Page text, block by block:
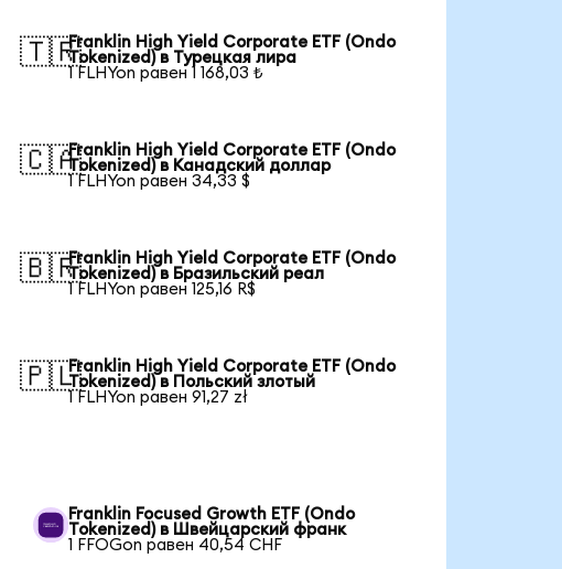
🇹🇷Franklin High Yield Corporate ETF (Ondo
Tokenized) в Турецкая лира
1 FLHYon равен 1 168,03 ₺
🇨🇦Franklin High Yield Corporate ETF (Ondo
Tokenized) в Канадский доллар
1 FLHYon равен 34,33 $
🇧🇷Franklin High Yield Corporate ETF (Ondo
Tokenized) в Бразильский реал
1 FLHYon равен 125,16 R$
🇵🇱Franklin High Yield Corporate ETF (Ondo
Tokenized) в Польский злотый
1 FLHYon равен 91,27 zł
Franklin Focused Growth ETF (Ondo
Tokenized) в Швейцарский франк
1 FFOGon равен 40,54 CHF